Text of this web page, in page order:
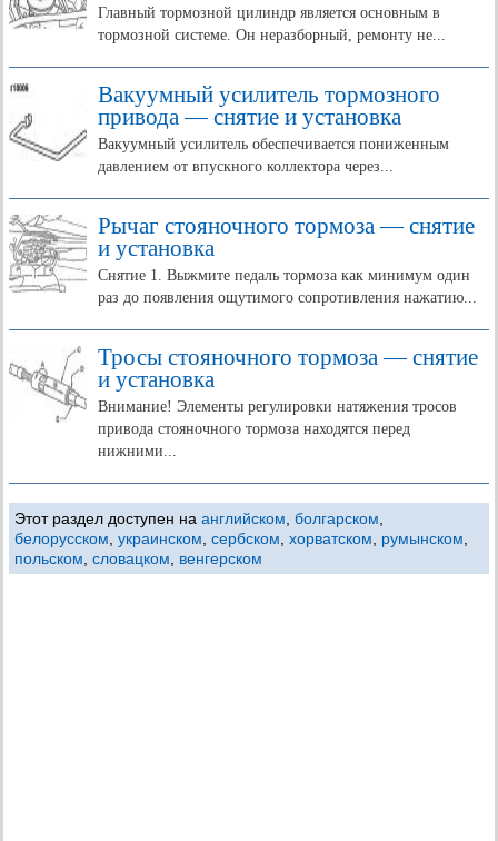
Главный тормозной цилиндр является основным в
тормозной системе. Он неразборный, ремонту не...
Вакуумный усилитель тормозного
привода — снятие и установка
Вакуумный усилитель обеспечивается пониженным
давлением от впускного коллектора через...
Рычаг стояночного тормоза — снятие
и установка
Снятие 1. Выжмите педаль тормоза как минимум один
раз до появления ощутимого сопротивления нажатию...
Тросы стояночного тормоза — снятие
и установка
Внимание! Элементы регулировки натяжения тросов
привода стояночного тормоза находятся перед
нижними...
Этот раздел доступен на английском болгарском
белорусском украинском сербском хорватском румынском
польском словацком венгерском